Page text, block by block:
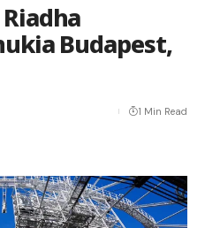
Budapest,
1 Min Read